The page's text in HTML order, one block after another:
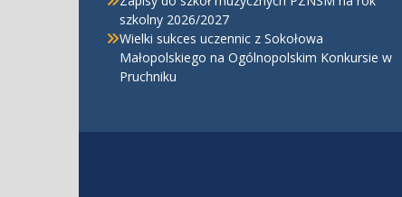
szkolny 2026/2027
Wielki sukces uczennic z Sokołowa
Małopolskiego na Ogólnopolskim Konkursie w
Pruchniku